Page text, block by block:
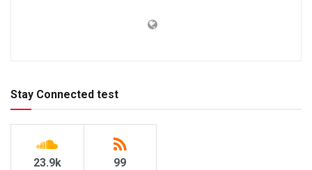
Stay Connected test
23.9k 99